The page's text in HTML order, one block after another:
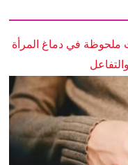
في دماغ المرأة